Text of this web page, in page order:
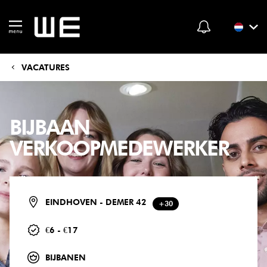
VACATURES
BIJBAAN
VERKOOPMEDEWERKER
EINDHOVEN - DEMER 42 +30
€6 - €17
BIJBANEN